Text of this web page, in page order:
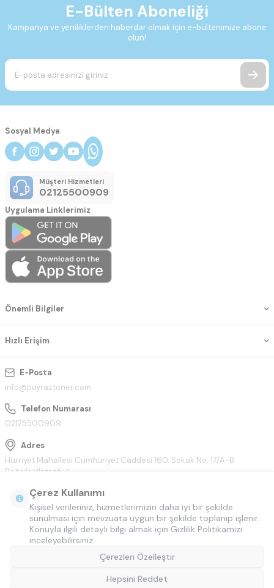
E-Bülten Aboneliği
Kampanya ve yeniliklerden haberdar olmak için e-bültenimize abone
olun!
E-Posta
info@poyraztoner.com
Telefon Numarası
02125500909
Adres
Hürriyet Mahallesi Cumhuriyet Caddesi 160. Sokak No: 17/A-B
Bağcılar/İstanbul
Önemli Bilgiler
Hızlı Erişim
Sosyal Medya
Müşteri Hizmetleri
02125500909
Uygulama Linklerimiz
Çerez Kullanımı
Kişisel verileriniz, hizmetlerimizin daha iyi bir şekilde
sunulması için mevzuata uygun bir şekilde toplanıp işlenir.
Konuyla ilgili detaylı bilgi almak için Gizlilik Politikamızı
inceleyebilirsiniz.
Çerezleri Özelleştir
Hepsini Reddet